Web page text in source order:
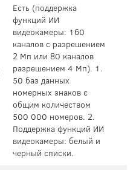
Есть (поддержка
функций ИИ
видеокамеры: 160
каналов с разрешением
2 Мп или 80 каналов
разрешением 4 Мп). 1.
50 баз данных
номерных знаков с
общим количеством
500 000 номеров. 2.
Поддержка функций ИИ
видеокамеры: белый и
черный списки.